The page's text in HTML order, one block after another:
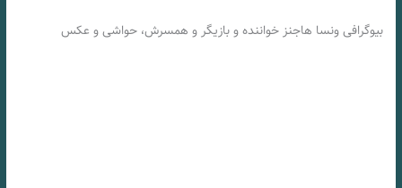
بیوگرافی ونسا هاجنز خواننده و بازیگر و همسرش، حواشی و عکس